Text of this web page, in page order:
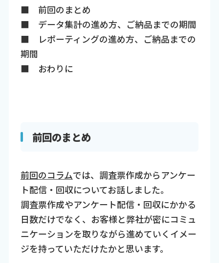
■ 前回のまとめ
■ データ集計の進め方、ご納品までの期間
■ レポーティングの進め方、ご納品までの
期間
■ おわりに
前回のまとめ
前回のコラムでは、調査票作成からアンケー
ト配信・回収についてお話しました。
調査票作成やアンケート配信・回収にかかる
日数だけでなく、お客様と弊社が密にコミュ
ニケーションを取りながら進めていくイメー
ジを持っていただけたかと思います。